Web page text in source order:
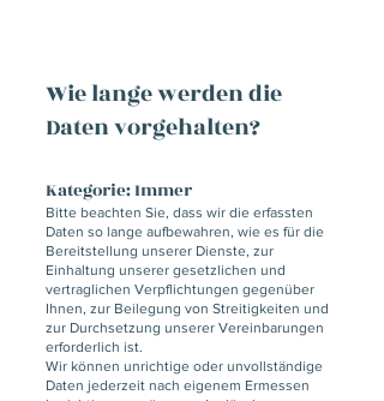
Wie lange werden die
Daten vorgehalten?
Kategorie: Immer
Bitte beachten Sie, dass wir die erfassten
Daten so lange aufbewahren, wie es für die
Bereitstellung unserer Dienste, zur
Einhaltung unserer gesetzlichen und
vertraglichen Verpflichtungen gegenüber
Ihnen, zur Beilegung von Streitigkeiten und
zur Durchsetzung unserer Vereinbarungen
erforderlich ist.
Wir können unrichtige oder unvollständige
Daten jederzeit nach eigenem Ermessen